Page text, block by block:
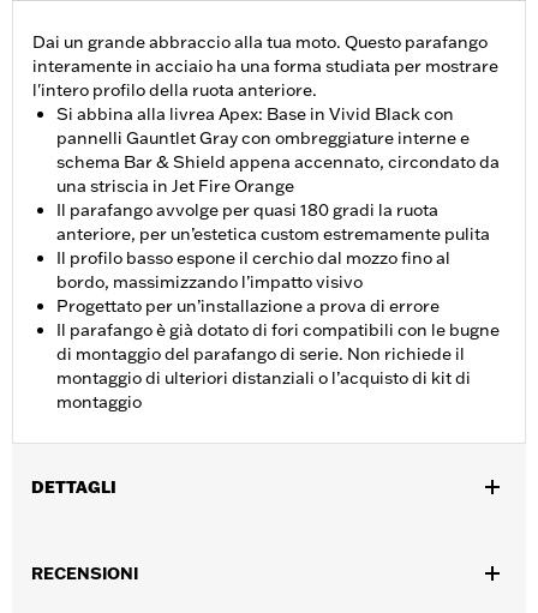
Dai un grande abbraccio alla tua moto. Questo parafango
interamente in acciaio ha una forma studiata per mostrare
l'intero profilo della ruota anteriore.
Si abbina alla livrea Apex: Base in Vivid Black con
pannelli Gauntlet Gray con ombreggiature interne e
schema Bar & Shield appena accennato, circondato da
una striscia in Jet Fire Orange
Il parafango avvolge per quasi 180 gradi la ruota
anteriore, per un’estetica custom estremamente pulita
Il profilo basso espone il cerchio dal mozzo fino al
bordo, massimizzando l’impatto visivo
Progettato per un’installazione a prova di errore
Il parafango è già dotato di fori compatibili con le bugne
di montaggio del parafango di serie. Non richiede il
montaggio di ulteriori distanziali o l’acquisto di kit di
montaggio
DETTAGLI
FLTRXSE '23-'24 e FLHX, FLTRX e FLTRXSTSE '24) dotati di
RECENSIONI